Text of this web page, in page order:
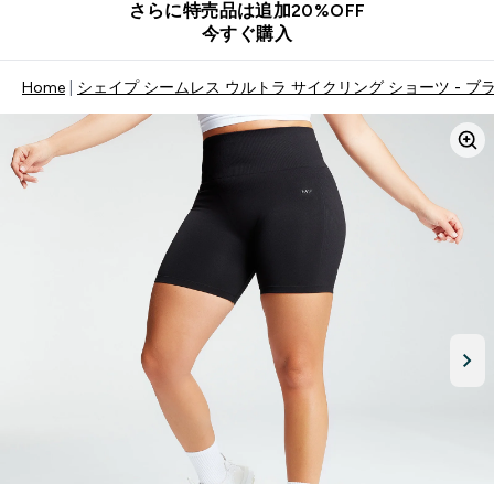
さらに特売品は追加20%OFF
今すぐ購入
Home シェイプ シームレス ウルトラ サイクリング ショーツ - ブ